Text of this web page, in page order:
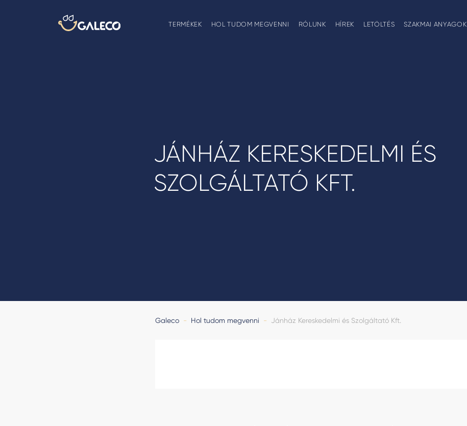
TERMÉKEK HOL TUDOM MEGVENNI RÓLUNK HÍREK LETÖLTÉS SZAKMAI ANYAGOK
JÁNHÁZ KERESKEDELMI ÉS
SZOLGÁLTATÓ KFT.
Galeco - Hol tudom megvenni - Jánház Kereskedelmi és Szolgáltató Kft.